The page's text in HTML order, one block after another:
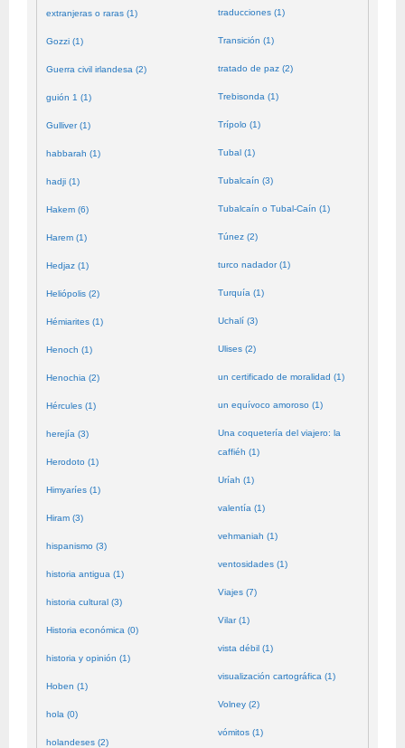
extranjeras o raras (1)
Gozzi (1)
Guerra civil irlandesa (2)
guión 1 (1)
Gulliver (1)
habbarah (1)
hadji (1)
Hakem (6)
Harem (1)
Hedjaz (1)
Heliópolis (2)
Hémiarites (1)
Henoch (1)
Henochia (2)
Hércules (1)
herejía (3)
Herodoto (1)
Himyaríes (1)
Hiram (3)
hispanismo (3)
historia antigua (1)
historia cultural (3)
Historia económica (0)
historia y opinión (1)
Hoben (1)
hola (0)
holandeses (2)
traducciones (1)
Transición (1)
tratado de paz (2)
Trebisonda (1)
Trípolo (1)
Tubal (1)
Tubalcaín (3)
Tubalcaín o Tubal-Caín (1)
Túnez (2)
turco nadador (1)
Turquía (1)
Uchalí (3)
Ulises (2)
un certificado de moralidad (1)
un equívoco amoroso (1)
Una coquetería del viajero: la
caffiéh (1)
Uríah (1)
valentía (1)
vehmaniah (1)
ventosidades (1)
Viajes (7)
Vilar (1)
vista débil (1)
visualización cartográfica (1)
Volney (2)
vómitos (1)